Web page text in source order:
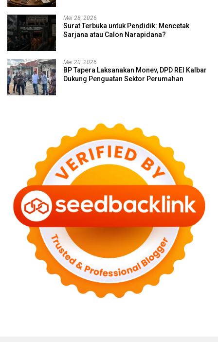
Mei 28, 2026
Surat Terbuka untuk Pendidik: Mencetak
Sarjana atau Calon Narapidana?
Mei 20, 2026
BP Tapera Laksanakan Monev, DPD REI Kalbar
Dukung Penguatan Sektor Perumahan